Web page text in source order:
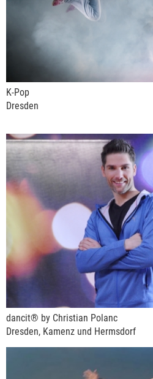
K-Pop
Dresden
dancit® by Christian Polanc
Dresden, Kamenz und Hermsdorf